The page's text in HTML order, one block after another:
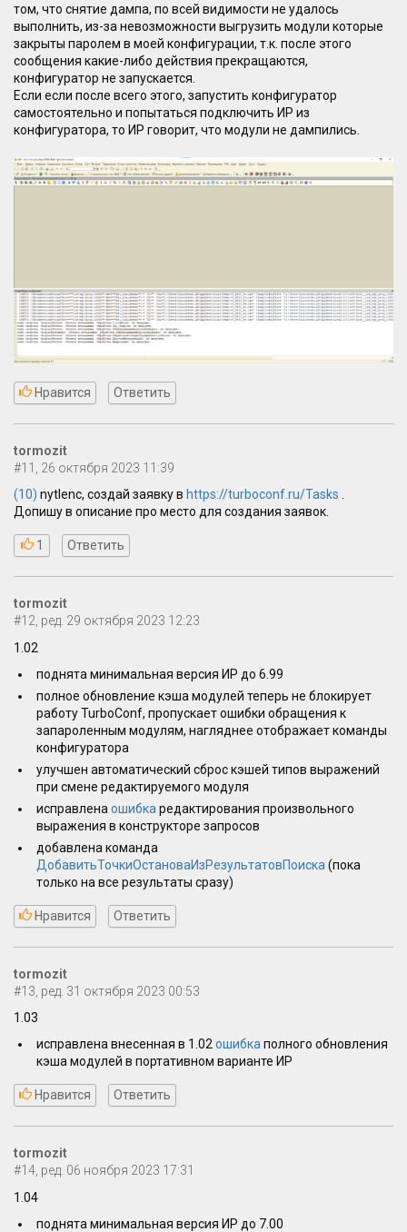
том, что снятие дампа, по всей видимости не удалось
выполнить, из-за невозможности выгрузить модули которые
закрыты паролем в моей конфигурации, т.к. после этого
сообщения какие-либо действия прекращаются,
конфигуратор не запускается.
Если если после всего этого, запустить конфигуратор
самостоятельно и попытаться подключить ИР из
конфигуратора, то ИР говорит, что модули не дампились.
Нравится Ответить
tormozit
#11, 26 октября 2023 11:39
(10) nytlenc, создай заявку в https://turboconf.ru/Tasks .
Допишу в описание про место для создания заявок.
1 Ответить
tormozit
#12, ред. 29 октября 2023 12:23
1.02
поднята минимальная версия ИР до 6.99
полное обновление кэша модулей теперь не блокирует
работу TurboConf, пропускает ошибки обращения к
запароленным модулям, нагляднее отображает команды
конфигуратора
улучшен автоматический сброс кэшей типов выражений
при смене редактируемого модуля
исправлена ошибка редактирования произвольного
выражения в конструкторе запросов
добавлена команда
ДобавитьТочкиОстановаИзРезультатовПоиска (пока
только на все результаты сразу)
Нравится Ответить
tormozit
#13, ред. 31 октября 2023 00:53
1.03
исправлена внесенная в 1.02ошибкаполного обновления
кэша модулей в портативном варианте ИР
Нравится Ответить
tormozit
#14, ред. 06 ноября 2023 17:31
1.04
поднята минимальная версия ИР до 7.00